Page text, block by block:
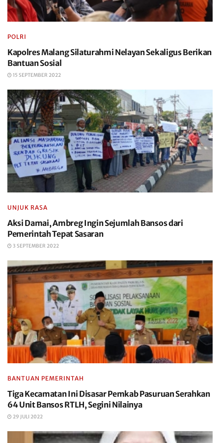
POLRI
Kapolres Malang Silaturahmi Nelayan Sekaligus Berikan
Bantuan Sosial
15 SEPTEMBER 2022
UNJUK RASA
Aksi Damai, Ambreg Ingin Sejumlah Bansos dari
Pemerintah Tepat Sasaran
3 SEPTEMBER 2022
BANTUAN PEMERINTAH
Tiga Kecamatan Ini Disasar Pemkab Pasuruan Serahkan
64 Unit Bansos RTLH, Segini Nilainya
29 JULI 2022